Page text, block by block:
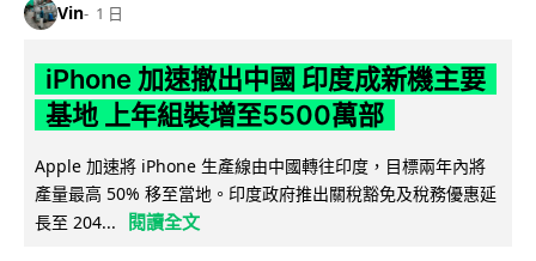
Vin 1 日
iPhone 加速撤出中國 印度成新機主要
基地 上年組裝增至5500萬部
Apple 加速將 iPhone 生產線由中國轉往印度，目標兩年內將
產量最高 50% 移至當地。印度政府推出關稅豁免及稅務優惠延
長至 204...
閱讀全文